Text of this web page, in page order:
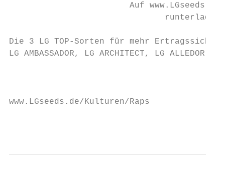
Auf
runterladen
Die 3 LG TOP-Sorten für mehr
LG AMBASSADOR, LG ARCHITECT, LG ALLEDOR
www.LGseeds.de/Kulturen/Raps